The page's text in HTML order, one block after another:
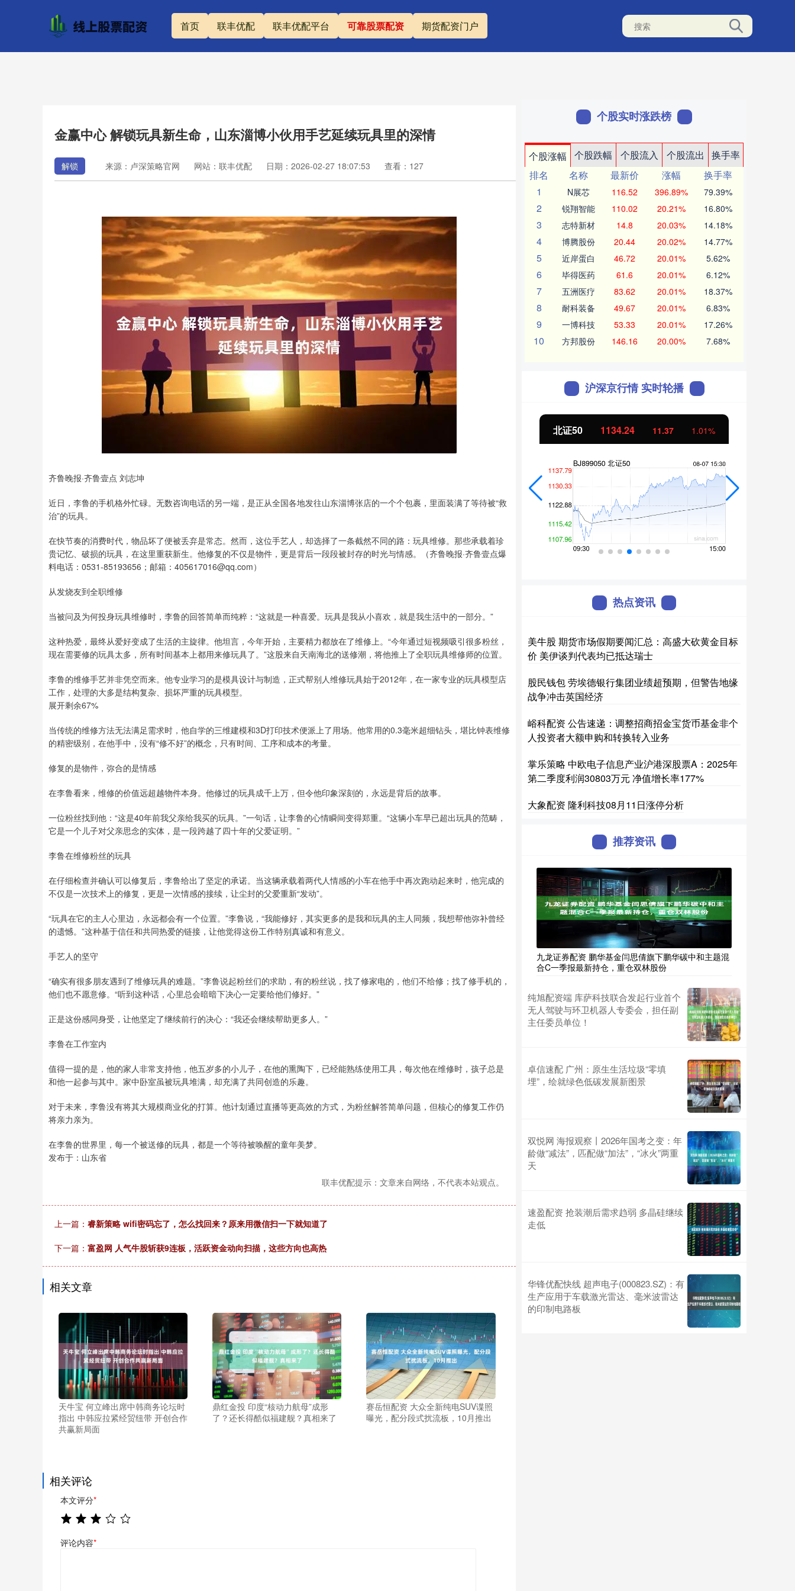
首页 联丰优配 联丰优配平台 可靠股票配资 期货配资门户
金赢中心 解锁玩具新生命，山东淄博小伙用手艺延续玩具里的深情
解锁 来源：卢深策略官网 网站：联丰优配 日期：2026-02-27 18:07:53 查看：127
齐鲁晚报·齐鲁壹点 刘志坤
近日，李鲁的手机格外忙碌。无数咨询电话的另一端，是正从全国各地发往山东淄博张店的一个个包裹，里面装满了等待被“救
治”的玩具。
在快节奏的消费时代，物品坏了便被丢弃是常态。然而，这位手艺人，却选择了一条截然不同的路：玩具维修。那些承载着珍
贵记忆、破损的玩具，在这里重获新生。他修复的不仅是物件，更是背后一段段被封存的时光与情感。（齐鲁晚报·齐鲁壹点爆
料电话：0531-85193656；邮箱：405617016@qq.com）
从发烧友到全职维修
当被问及为何投身玩具维修时，李鲁的回答简单而纯粹：“这就是一种喜爱。玩具是我从小喜欢，就是我生活中的一部分。”
这种热爱，最终从爱好变成了生活的主旋律。他坦言，今年开始，主要精力都放在了维修上。“今年通过短视频吸引很多粉丝，
现在需要修的玩具太多，所有时间基本上都用来修玩具了。”这股来自天南海北的送修潮，将他推上了全职玩具维修师的位置。
李鲁的维修手艺并非凭空而来。他专业学习的是模具设计与制造，正式帮别人维修玩具始于2012年，在一家专业的玩具模型店
工作，处理的大多是结构复杂、损坏严重的玩具模型。
展开剩余67%
当传统的维修方法无法满足需求时，他自学的三维建模和3D打印技术便派上了用场。他常用的0.3毫米超细钻头，堪比钟表维修
的精密级别，在他手中，没有“修不好”的概念，只有时间、工序和成本的考量。
修复的是物件，弥合的是情感
在李鲁看来，维修的价值远超越物件本身。他修过的玩具成千上万，但令他印象深刻的，永远是背后的故事。
一位粉丝找到他：“这是40年前我父亲给我买的玩具。”一句话，让李鲁的心情瞬间变得郑重。“这辆小车早已超出玩具的范畴，
它是一个儿子对父亲思念的实体，是一段跨越了四十年的父爱证明。”
李鲁在维修粉丝的玩具
在仔细检查并确认可以修复后，李鲁给出了坚定的承诺。当这辆承载着两代人情感的小车在他手中再次跑动起来时，他完成的
不仅是一次技术上的修复，更是一次情感的接续，让尘封的父爱重新“发动”。
“玩具在它的主人心里边，永远都会有一个位置。”李鲁说，“我能修好，其实更多的是我和玩具的主人同频，我想帮他弥补曾经
的遗憾。”这种基于信任和共同热爱的链接，让他觉得这份工作特别真诚和有意义。
手艺人的坚守
“确实有很多朋友遇到了维修玩具的难题。”李鲁说起粉丝们的求助，有的粉丝说，找了修家电的，他们不给修；找了修手机的，
他们也不愿意修。“听到这种话，心里总会暗暗下决心一定要给他们修好。”
正是这份感同身受，让他坚定了继续前行的决心：“我还会继续帮助更多人。”
李鲁在工作室内
值得一提的是，他的家人非常支持他，他五岁多的小儿子，在他的熏陶下，已经能熟练使用工具，每次他在维修时，孩子总是
和他一起参与其中。家中卧室虽被玩具堆满，却充满了共同创造的乐趣。
对于未来，李鲁没有将其大规模商业化的打算。他计划通过直播等更高效的方式，为粉丝解答简单问题，但核心的修复工作仍
将亲力亲为。
在李鲁的世界里，每一个被送修的玩具，都是一个等待被唤醒的童年美梦。
发布于：山东省
联丰优配提示：文章来自网络，不代表本站观点。
上一篇： 睿新策略 wifi密码忘了，怎么找回来？原来用微信扫一下就知道了
下一篇： 富盈网 人气牛股斩获9连板，活跃资金动向扫描，这些方向也高热
相关文章
天牛宝 何立峰出席中韩商务论坛时
指出 中韩应拉紧经贸纽带 开创合作
共赢新局面
鼎红金投 印度“核动力航母”成形
了？还长得酷似福建舰？真相来了
赛岳恒配资 大众全新纯电SUV谍照
曝光，配分段式扰流板，10月推出
相关评论
本文评分*
评论内容*
个股实时涨跌榜
个股涨幅 个股跌幅 个股流入 个股流出
换手率
排名
名称 最新价 涨幅
换手率
1
N展芯 116.52 396.89% 79.39%
2 锐翔智能 110.02 20.21% 16.80%
3 志特新材 14.8 20.03% 14.18%
4 博腾股份 20.44 20.02% 14.77%
5 近岸蛋白 46.72 20.01% 5.62%
6 毕得医药 61.6 20.01% 6.12%
7 五洲医疗 83.62 20.01% 18.37%
8 耐科装备 49.67 20.01% 6.83%
9 一博科技 53.33 20.01% 17.26%
10 方邦股份 146.16 20.00% 7.68%
沪深京行情 实时轮播
1.42% 北证50 1134.24 11.37 1.01%
热点资讯
美牛股 期货市场假期要闻汇总：高盛大砍黄金目标
价 美伊谈判代表均已抵达瑞士
股民钱包 劳埃德银行集团业绩超预期，但警告地缘
战争冲击英国经济
峪科配资 公告速递：调整招商招金宝货币基金非个
人投资者大额申购和转换转入业务
掌乐策略 中欧电子信息产业沪港深股票A：2025年
第二季度利润30803万元 净值增长率177%
大象配资 隆利科技08月11日涨停分析
推荐资讯
九龙证券配资 鹏华基金闫思倩旗下鹏华碳中和主题混
合C一季报最新持仓，重仓双林股份
纯旭配资端 库萨科技联合发起行业首个
无人驾驶与环卫机器人专委会，担任副
主任委员单位！
卓信速配 广州：原生生活垃圾“零填
埋”，绘就绿色低碳发展新图景
双悦网 海报观察丨2026年国考之变：年
龄做“减法”，匹配做“加法”，“冰火”两重
天
速盈配资 抢装潮后需求趋弱 多晶硅继续
走低
华锋优配快线 超声电子(000823.SZ)：有
生产应用于车载激光雷达、毫米波雷达
的印制电路板